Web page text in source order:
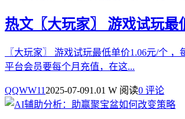
热文 〖大玩家〗 游戏试玩
〖大玩家〗 游戏试玩最低单价1.06元/个
平台会员要每个月充值，在这...
QQWW112025-07-091.01 W 阅读0 评论